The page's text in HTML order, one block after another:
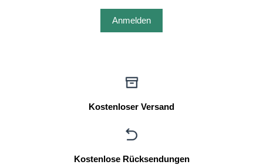
Anmelden
Kostenloser Versand
Kostenlose Rücksendungen